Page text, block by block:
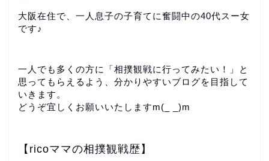
大阪在住で、一人息子の子育てに奮闘中の40代スー女
です♪
一人でも多くの方に「相撲観戦に行ってみたい！」と
思ってもらえるよう、分かりやすいブログを目指して
いきます。
どうぞ宜しくお願いいたしますm(_ _)m
【ricoママの相撲観戦歴】